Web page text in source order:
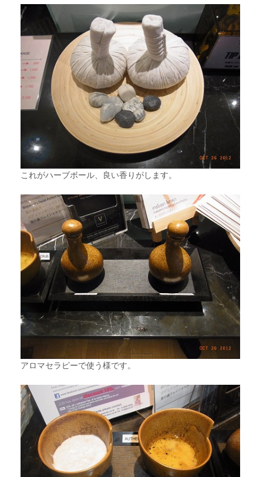
これがハーブボール、良い香りがします。
アロマセラピーで使う様です。